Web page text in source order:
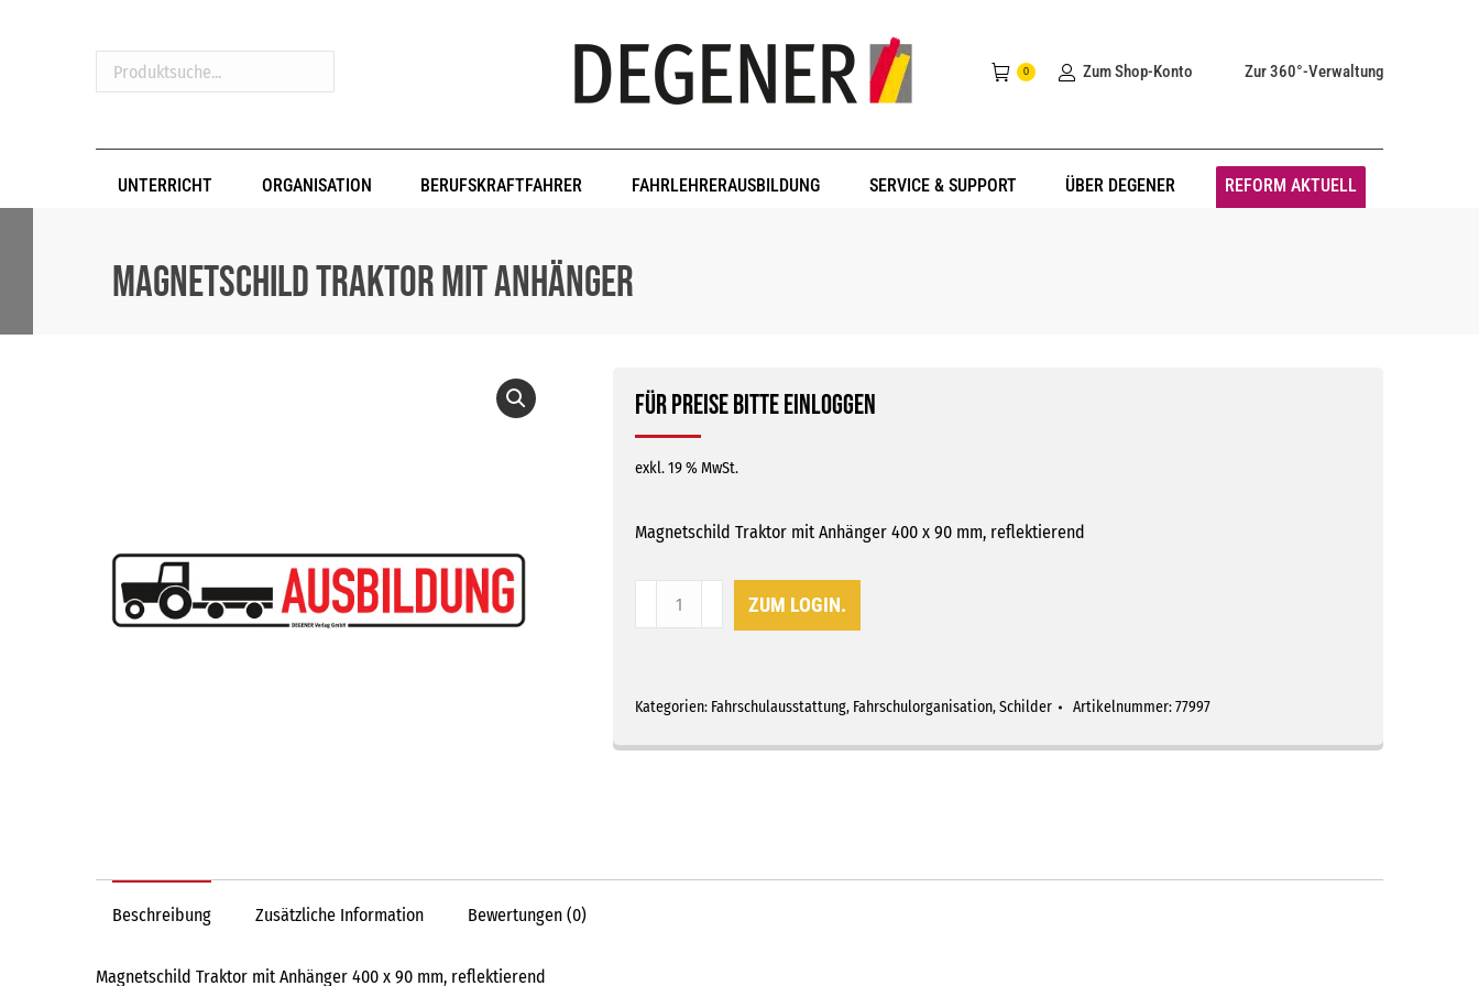
Produktsuche...
0 Zum Shop-Konto Zur 360°-Verwaltung
UNTERRICHT ORGANISATION BERUFSKRAFTFAHRER FAHRLEHRERAUSBILDUNG SERVICE & SUPPORT ÜBER DEGENER REFORM AKTUELL
Magnetschild Traktor mit Anhänger
Für Preise bitte einloggen
exkl. 19 % MwSt.
Magnetschild Traktor mit Anhänger 400 x 90 mm, reflektierend
Menge
ZUM LOGIN.
Kategorien: Fahrschulausstattung, Fahrschulorganisation,Schilder Artikelnummer:77997
Beschreibung Zusätzliche Information Bewertungen (0)
Magnetschild Traktor mit Anhänger 400 x 90 mm, reflektierend